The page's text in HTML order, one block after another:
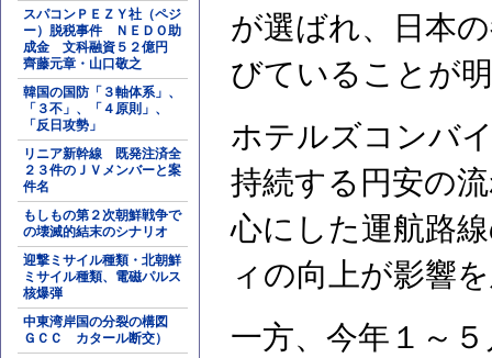
スパコンＰＥＺＹ社（ペジ
ー）脱税事件 ＮＥＤＯ助
成金 文科融資５２億円
齊藤元章・山口敬之
韓国の国防「３軸体系」、
「３不」、「４原則」、
「反日攻勢」
リニア新幹線 既発注済全
２３件のＪＶメンバーと案
件名
もしもの第２次朝鮮戦争で
の壊滅的結末のシナリオ
迎撃ミサイル種類・北朝鮮
ミサイル種類、電磁パルス
核爆弾
中東湾岸国の分裂の構図
ＧＣＣ カタール断交）
が選ばれ、日本
びていることが
ホテルズコンバ
持続する円安の
心にした運航路
ィの向上が影響
一方、今年１～